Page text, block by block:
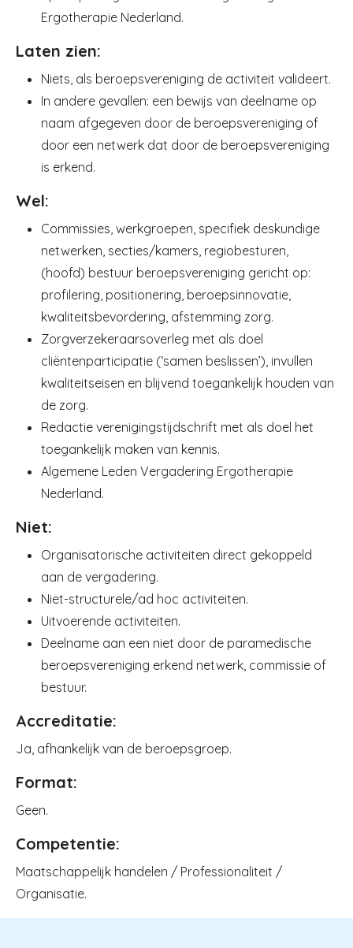
Ergotherapie Nederland.
Laten zien:
Niets, als beroepsvereniging de activiteit valideert.
In andere gevallen: een bewijs van deelname op
naam afgegeven door de beroepsvereniging of
door een netwerk dat door de beroepsvereniging
is erkend.
Wel:
Commissies, werkgroepen, specifiek deskundige
netwerken, secties/kamers, regiobesturen,
(hoofd) bestuur beroepsvereniging gericht op:
profilering, positionering, beroepsinnovatie,
kwaliteitsbevordering, afstemming zorg.
Zorgverzekeraarsoverleg met als doel
cliëntenparticipatie (‘samen beslissen’), invullen
kwaliteitseisen en blijvend toegankelijk houden van
de zorg.
Redactie verenigingstijdschrift met als doel het
toegankelijk maken van kennis.
Algemene Leden Vergadering Ergotherapie
Nederland.
Niet:
Organisatorische activiteiten direct gekoppeld
aan de vergadering.
Niet-structurele/ad hoc activiteiten.
Uitvoerende activiteiten.
Deelname aan een niet door de paramedische
beroepsvereniging erkend netwerk, commissie of
bestuur.
Accreditatie:
Ja, afhankelijk van de beroepsgroep.
Format:
Geen.
Competentie:
Maatschappelijk handelen / Professionaliteit /
Organisatie.